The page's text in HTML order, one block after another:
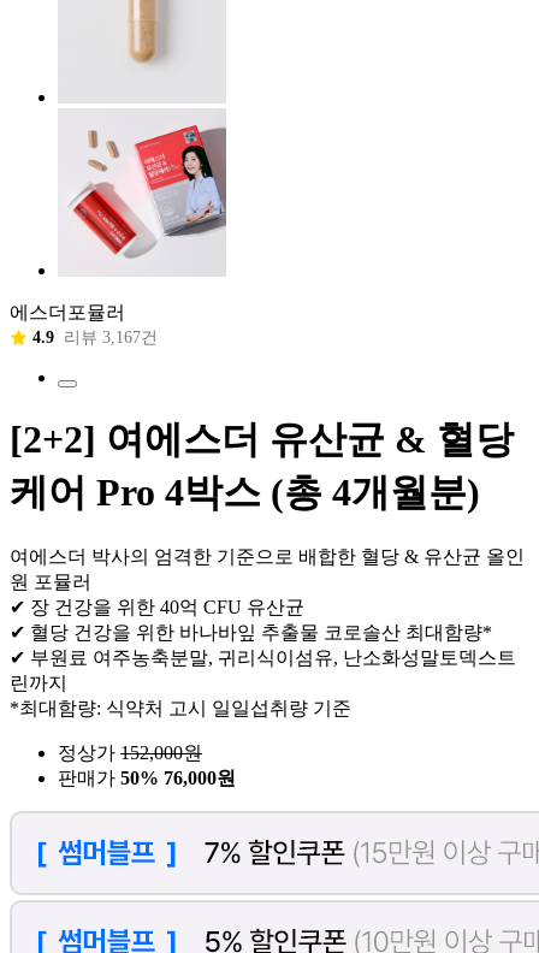
에스더포뮬러
4.9 리뷰 3,167건
[2+2] 여에스더 유산균 & 혈당
케어 Pro 4박스 (총 4개월분)
여에스더 박사의 엄격한 기준으로 배합한 혈당 & 유산균 올인
원 포뮬러
✔ 장 건강을 위한 40억 CFU 유산균
✔ 혈당 건강을 위한 바나바잎 추출물 코로솔산 최대함량*
✔ 부원료 여주농축분말, 귀리식이섬유, 난소화성말토덱스트
린까지
*최대함량: 식약처 고시 일일섭취량 기준
정상가 152,000원
판매가 50% 76,000원